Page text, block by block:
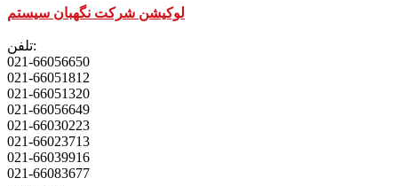
لوکیشن شرکت نگهبان سیستم
تلفن:
021-66056650
021-66051812
021-66051320
021-66056649
021-66030223
021-66023713
021-66039916
021-66083677